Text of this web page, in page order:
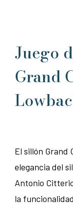
Juego
Grand
El sillón Grand
elegancia del
Antonio
la